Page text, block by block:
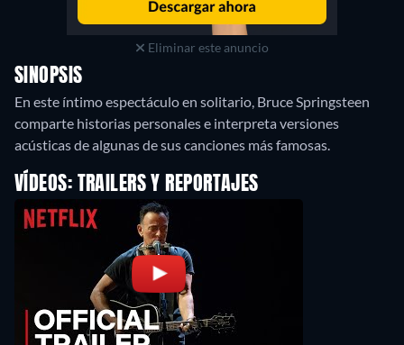
Eliminar este anuncio
SINOPSIS
En este íntimo espectáculo en solitario, Bruce Springsteen
comparte historias personales e interpreta versiones
acústicas de algunas de sus canciones más famosas.
VÍDEOS: TRAILERS Y REPORTAJES